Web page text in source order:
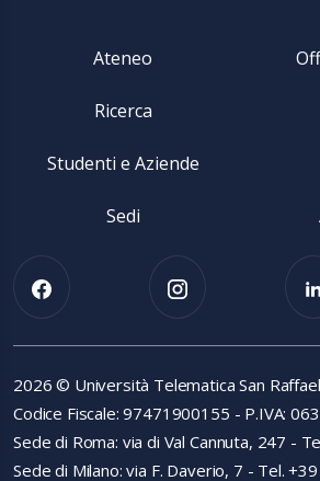
Ateneo
Ricerca
Studenti e Aziende
Sedi
2026 © Università Telematica San
Codice Fiscale: 97471900155 - P.IVA:
Sede di Roma: via di Val Cannuta, 247 -
Sede di Milano: via F. Daverio, 7 - Tel.